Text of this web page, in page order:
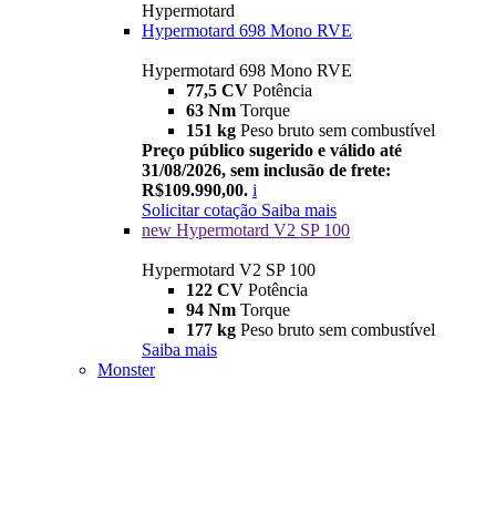
Hypermotard
Hypermotard 698 Mono RVE
Hypermotard 698 Mono RVE
77,5 CV Potência
63 Nm Torque
151 kg Peso bruto sem combustível
Preço público sugerido e válido até
31/08/2026, sem inclusão de frete:
R$109.990,00. i
Solicitar cotação Saiba mais
new Hypermotard V2 SP 100
Hypermotard V2 SP 100
122 CV Potência
94 Nm Torque
177 kg Peso bruto sem combustível
Saiba mais
Monster